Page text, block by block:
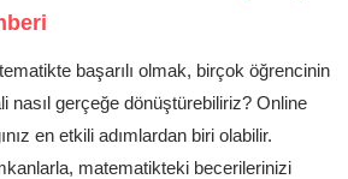
başarılı olmak, birçok öğrencinin
nasıl gerçeğe dönüştürebiliriz? Online
en etkili adımlardan biri olabilir.
matematikteki becerilerinizi